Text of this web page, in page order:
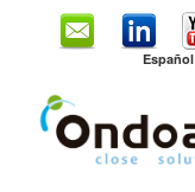
Español